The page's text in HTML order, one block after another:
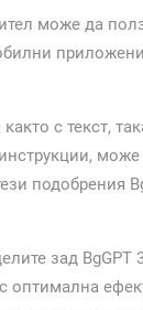
може да
с текст,
подобрения
зад BgGPT
оптимална